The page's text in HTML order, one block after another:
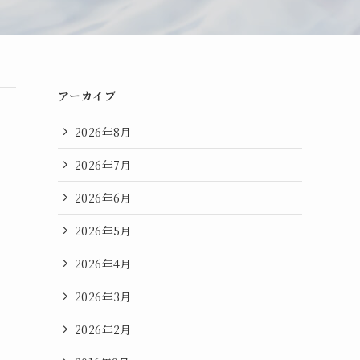
アーカイブ
2026年8月
2026年7月
2026年6月
2026年5月
2026年4月
2026年3月
2026年2月